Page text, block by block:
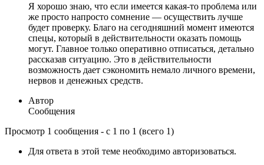
Я хорошо знаю, что если имеется какая-то проблема или
же просто напросто сомнение — осуществить лучше
будет проверку. Благо на сегодняшний момент имеются
спецы, который в действительности оказать помощь
могут. Главное только оперативно отписаться, детально
рассказав ситуацию. Это в действительности
возможность дает сэкономить немало личного времени,
нервов и денежных средств.
Автор
Сообщения
Просмотр 1 сообщения - с 1 по 1 (всего 1)
Для ответа в этой теме необходимо авторизоваться.